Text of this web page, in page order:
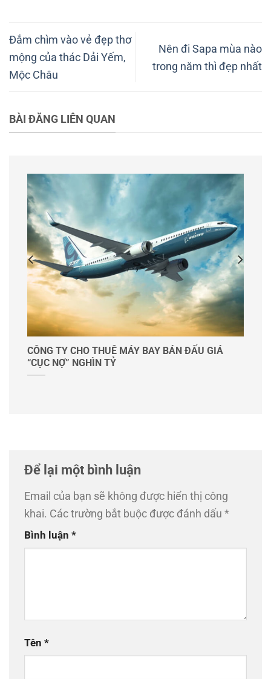
Đắm chìm vào vẻ đẹp thơ
mộng của thác Dải Yếm,
Mộc Châu
Nên đi Sapa mùa nào
trong năm thì đẹp nhất
BÀI ĐĂNG LIÊN QUAN
CÔNG TY CHO THUÊ MÁY BAY BÁN ĐẤU GIÁ
“CỤC NỢ” NGHÌN TỶ
Để lại một bình luận
Email của bạn sẽ không được hiển thị công
khai. Các trường bắt buộc được đánh dấu *
Bình luận *
Tên *